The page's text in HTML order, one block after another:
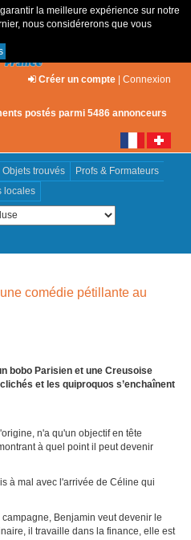
la meilleure expérience sur notre
nous considérerons que vous
Créer un compte | Connexion
postés parmi 5486 annonceurs
Objets trouvés
Profs & Formateurs
locales
comédie pétillante au
bobo Parisien et une Creusoise
et les quiproquos s’enchaînent
n'a qu'un objectif en tête
à quel point il peut devenir
à mal avec l'arrivée de Céline qui
Benjamin veut devenir le
il travaille dans la finance, elle est